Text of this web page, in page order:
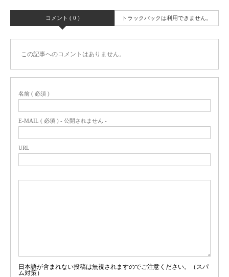
コメント ( 0 ) トラックバックは利用できません。
この記事へのコメントはありません。
名前 ( 必須 )
E-MAIL ( 必須 ) - 公開されません -
URL
日本語が含まれない投稿は無視されますのでご注意ください。（スパ
ム対策）